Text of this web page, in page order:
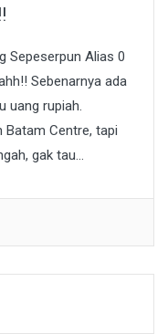
Sepeserpun Alias 0
Sebenarnya ada
uang rupiah.
Batam Centre, tapi
gak tau...